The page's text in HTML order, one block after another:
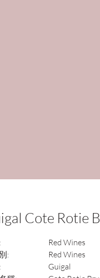
Cote Rotie
Red Wines
:
Red Wines
Guigal